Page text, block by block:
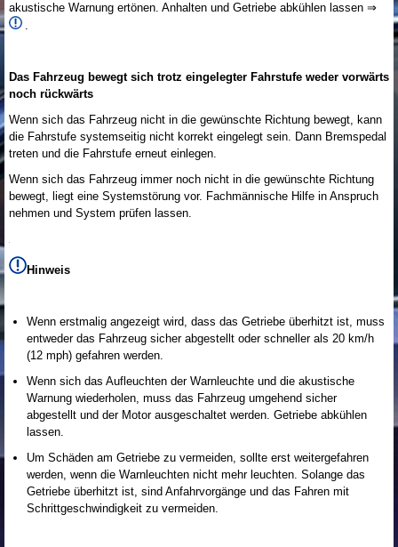
akustische Warnung ertönen. Anhalten und Getriebe abkühlen lassen ⇒
.
Das Fahrzeug bewegt sich trotz eingelegter Fahrstufe weder vorwärts
noch rückwärts
Wenn sich das Fahrzeug nicht in die gewünschte Richtung bewegt, kann
die Fahrstufe systemseitig nicht korrekt eingelegt sein. Dann Bremspedal
treten und die Fahrstufe erneut einlegen.
Wenn sich das Fahrzeug immer noch nicht in die gewünschte Richtung
bewegt, liegt eine Systemstörung vor. Fachmännische Hilfe in Anspruch
nehmen und System prüfen lassen.
Hinweis
Wenn erstmalig angezeigt wird, dass das Getriebe überhitzt ist, muss
entweder das Fahrzeug sicher abgestellt oder schneller als 20 km/h
(12 mph) gefahren werden.
Wenn sich das Aufleuchten der Warnleuchte und die akustische
Warnung wiederholen, muss das Fahrzeug umgehend sicher
abgestellt und der Motor ausgeschaltet werden. Getriebe abkühlen
lassen.
Um Schäden am Getriebe zu vermeiden, sollte erst weitergefahren
werden, wenn die Warnleuchten nicht mehr leuchten. Solange das
Getriebe überhitzt ist, sind Anfahrvorgänge und das Fahren mit
Schrittgeschwindigkeit zu vermeiden.